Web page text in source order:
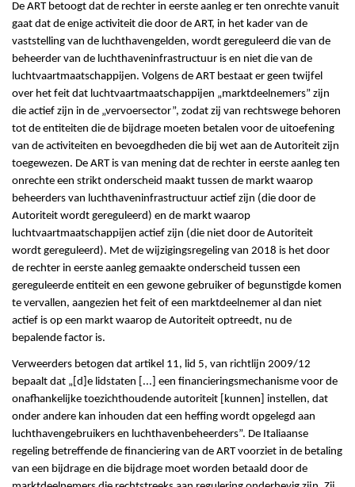
De ART betoogt dat de rechter in eerste aanleg er ten onrechte vanuit
gaat dat de enige activiteit die door de ART, in het kader van de
vaststelling van de luchthavengelden, wordt gereguleerd die van de
beheerder van de luchthaveninfrastructuur is en niet die van de
luchtvaartmaatschappijen. Volgens de ART bestaat er geen twijfel
over het feit dat luchtvaartmaatschappijen „marktdeelnemers” zijn
die actief zijn in de „vervoersector”, zodat zij van rechtswege behoren
tot de entiteiten die de bijdrage moeten betalen voor de uitoefening
van de activiteiten en bevoegdheden die bij wet aan de Autoriteit zijn
toegewezen. De ART is van mening dat de rechter in eerste aanleg ten
onrechte een strikt onderscheid maakt tussen de markt waarop
beheerders van luchthaveninfrastructuur actief zijn (die door de
Autoriteit wordt gereguleerd) en de markt waarop
luchtvaartmaatschappijen actief zijn (die niet door de Autoriteit
wordt gereguleerd). Met de wijzigingsregeling van 2018 is het door
de rechter in eerste aanleg gemaakte onderscheid tussen een
gereguleerde entiteit en een gewone gebruiker of begunstigde komen
te vervallen, aangezien het feit of een marktdeelnemer al dan niet
actief is op een markt waarop de Autoriteit optreedt, nu de
bepalende factor is.
Verweerders betogen dat artikel 11, lid 5, van richtlijn 2009/12
bepaalt dat „[d]e lidstaten [...] een financieringsmechanisme voor de
onafhankelijke toezichthoudende autoriteit [kunnen] instellen, dat
onder andere kan inhouden dat een heffing wordt opgelegd aan
luchthavengebruikers en luchthavenbeheerders”. De Italiaanse
regeling betreffende de financiering van de ART voorziet in de betaling
van een bijdrage en die bijdrage moet worden betaald door de